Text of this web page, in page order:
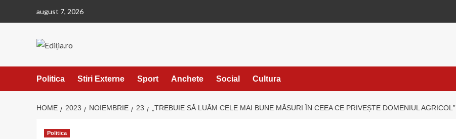
august 7, 2026
Politica Stiri Externe Sport Anchete Social Cultura
HOME 2023 NOIEMBRIE 23 „TREBUIE SĂ LUĂM CELE MAI BUNE MĂSURI ÎN CEEA CE PRIVEȘTE DOMENIUL AGRICOL”
Politica